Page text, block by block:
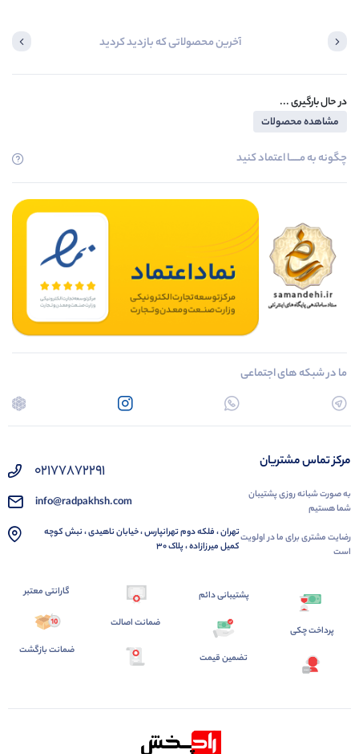
آخرین محصولاتی که بازدید کردید
در حال بارگیری ...
مشاهده محصولات
چگونه به مــــــا اعتماد کنید
ما در شبکه های اجتماعی
مرکز تماس مشتریان
به صورت شبانه روزی پشتیبان
شما هستیم
رضایت مشتری برای ما در اولویت
است
02177872291
info@radpakhsh.com
تهران ، فلکه دوم تهرانپارس ، خیابان ناهیدی ، نبش کوچه
کمیل میرزازاده ، پلاک 30
پرداخت چکی
پشتیبانی دائم
تضمین قیمت
ضمانت اصالت
گارانتی معتبر
ضمانت بازگشت